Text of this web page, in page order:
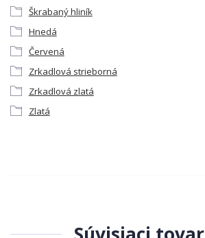
Škrabaný hliník
Hnedá
Červená
Zrkadlová strieborná
Zrkadlová zlatá
Zlatá